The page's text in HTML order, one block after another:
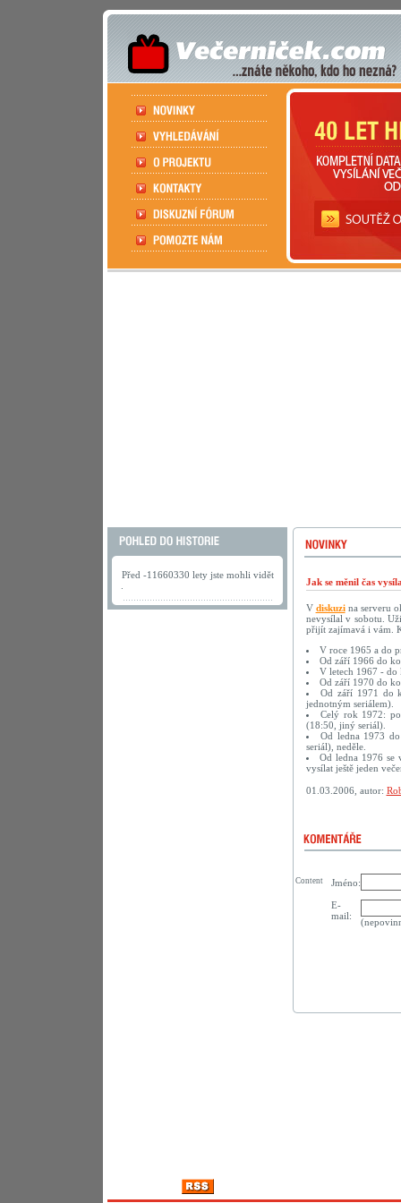
Před -11660330 lety jste mohli vidět
Jak se měnil čas
V diskuzina serveru
nevysílal v sobotu.
přijít zajímavá i vám.
V roce 1965 a do
Od září 1966 do
V letech 1967 - do
Od září 1970 do
Od září 1971 do
jednotným seriálem).
Celý rok 1972:
(18:50, jiný seriál).
Od ledna 1973
seriál), neděle.
Od ledna 1976 se
vysílat ještě jeden
01.03.2006, autor:
Jméno:
E-
mail:
Content